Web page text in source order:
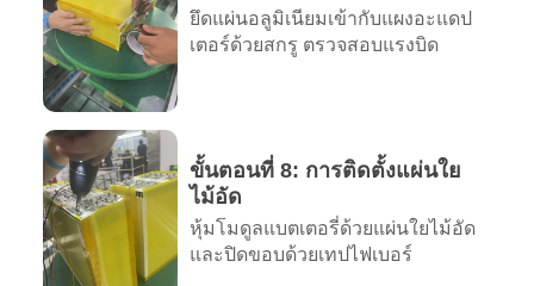
ยึดแผ่นอลูมิเนียมเข้ากับแผงอะแดป
เตอร์ด้วยสกรู ตรวจสอบแรงบิด
ขั้นตอนที่ 8: การติดตั้งแผ่นใย
ไม้อัด
หุ้มโมดูลแบตเตอรี่ด้วยแผ่นใยไม้อัด
และปิดขอบด้วยเทปไฟเบอร์